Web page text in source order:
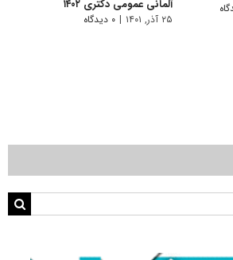
آلمانی عمومی دکتری ۱۴۰۲
۲۵ آذر, ۱۴۰۱ | ۰ دیدگاه